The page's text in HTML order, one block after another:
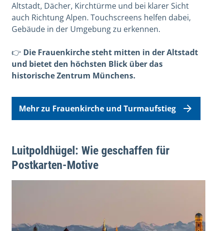
Altstadt, Dächer, Kirchtürme und bei klarer Sicht
auch Richtung Alpen. Touchscreens helfen dabei,
Gebäude in der Umgebung zu erkennen.
👉 Die Frauenkirche steht mitten in der Altstadt
und bietet den höchsten Blick über das
historische Zentrum Münchens.
Mehr zu Frauenkirche und Turmaufstieg
Luitpoldhügel: Wie geschaffen für
Postkarten-Motive